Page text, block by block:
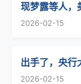
现梦露等人，
2026-02-15
出手了，央行
2026-02-15